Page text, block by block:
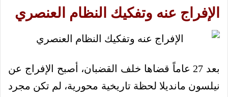
الإفراج عنه وتفكيك النظام العنصري
بعد 27 عاماً قضاها خلف القضبان، أصبح الإفراج عن
نيلسون مانديلا لحظة تاريخية محورية، لم تكن مجرد